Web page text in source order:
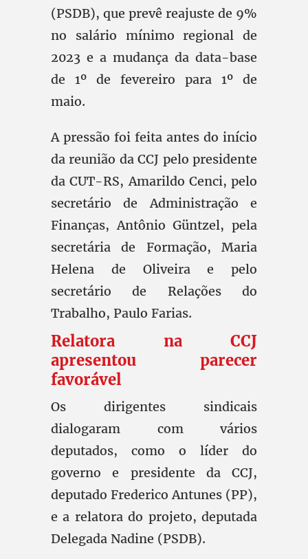
(PSDB), que prevê reajuste de 9%
no salário mínimo regional de
2023 e a mudança da data-base
de 1º de fevereiro para 1º de
maio.
A pressão foi feita antes do início
da reunião da CCJ pelo presidente
da CUT-RS, Amarildo Cenci, pelo
secretário de Administração e
Finanças, Antônio Güntzel, pela
secretária de Formação, Maria
Helena de Oliveira e pelo
secretário de Relações do
Trabalho, Paulo Farias.
Relatora na CCJ
apresentou parecer
favorável
Os dirigentes sindicais
dialogaram com vários
deputados, como o líder do
governo e presidente da CCJ,
deputado Frederico Antunes (PP),
e a relatora do projeto, deputada
Delegada Nadine (PSDB).